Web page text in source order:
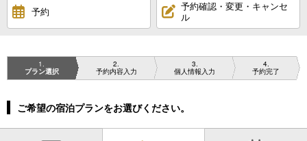
予約
予約確認・変更・キャンセ
ル
1
プラン選択
2
予約内容入力
3
個人情報入力
4
予約完了
ご希望の宿泊プランをお選びください。